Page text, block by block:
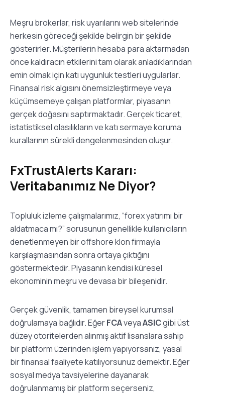
Meşru brokerlar, risk uyarılarını web sitelerinde
herkesin göreceği şekilde belirgin bir şekilde
gösterirler. Müşterilerin hesaba para aktarmadan
önce kaldıracın etkilerini tam olarak anladıklarından
emin olmak için katı uygunluk testleri uygularlar.
Finansal risk algısını önemsizleştirmeye veya
küçümsemeye çalışan platformlar, piyasanın
gerçek doğasını saptırmaktadır. Gerçek ticaret,
istatistiksel olasılıkların ve katı sermaye koruma
kurallarının sürekli dengelenmesinden oluşur.
FxTrustAlerts Kararı:
Veritabanımız Ne Diyor?
Topluluk izleme çalışmalarımız, “forex yatırımı bir
aldatmaca mı?” sorusunun genellikle kullanıcıların
denetlenmeyen bir offshore klon firmayla
karşılaşmasından sonra ortaya çıktığını
göstermektedir. Piyasanın kendisi küresel
ekonominin meşru ve devasa bir bileşenidir.
Gerçek güvenlik, tamamen bireysel kurumsal
doğrulamaya bağlıdır. EğerFCAveyaASICgibi üst
düzey otoritelerden alınmış aktif lisanslara sahip
bir platform üzerinden işlem yapıyorsanız, yasal
bir finansal faaliyete katılıyorsunuz demektir. Eğer
sosyal medya tavsiyelerine dayanarak
doğrulanmamış bir platform seçerseniz,